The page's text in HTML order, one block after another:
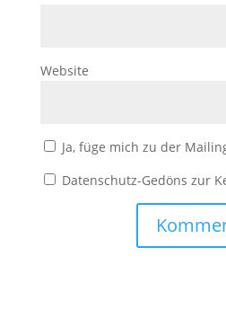
Website
Ja, füge mich zu der
Datenschutz-Gedöns zur